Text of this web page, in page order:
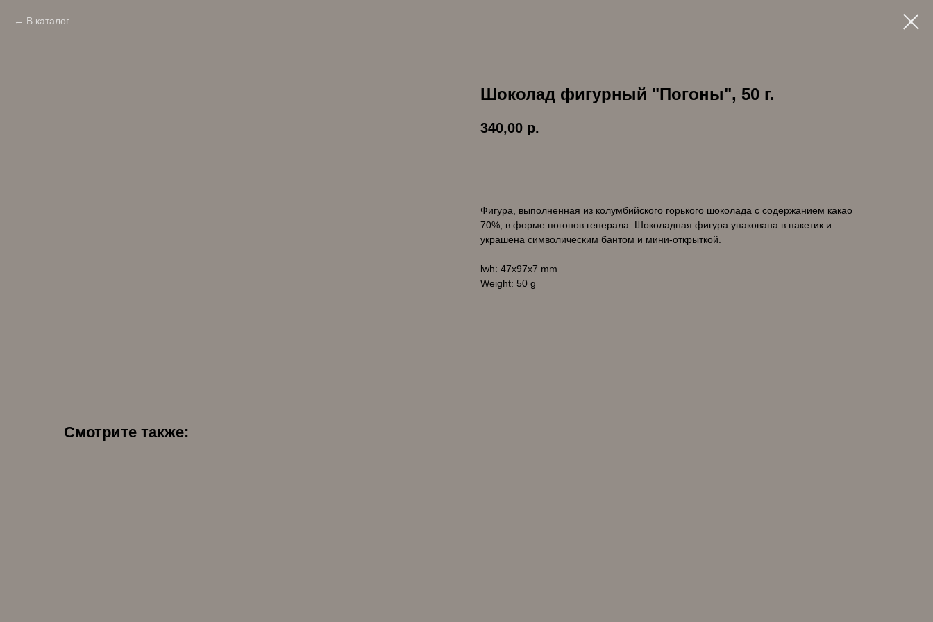
В каталог
Шоколад фигурный "Погоны", 50 г.
340,00 р.
Фигура, выполненная из колумбийского горького шоколада с содержанием какао
70%, в форме погонов генерала. Шоколадная фигура упакована в пакетик и
украшена символическим бантом и мини-открыткой.
lwh: 47x97x7 mm
Weight: 50 g
Смотрите также: